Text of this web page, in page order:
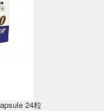
24粒